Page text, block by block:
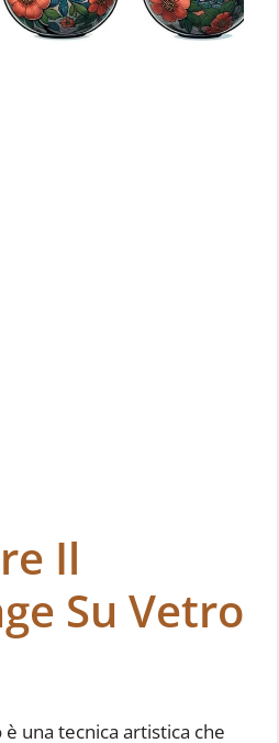
Il
Su Vetro
una tecnica artistica che